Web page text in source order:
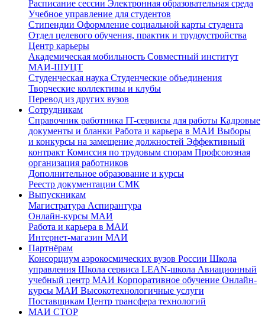
Расписание сессии Электронная образовательная среда
Учебное управление для студентов
Стипендии Оформление социальной карты студента
Отдел целевого обучения, практик и трудоустройства
Центр карьеры
Академическая мобильность Совместный институт
МАИ-ШУЦТ
Студенческая наука Студенческие объединения
Творческие коллективы и клубы
Перевод из других вузов
Сотрудникам
Cправочник работника IT-сервисы для работы Кадровые
документы и бланки Работа и карьера в МАИ Выборы
и конкурсы на замещение должностей Эффективный
контракт Комиссия по трудовым спорам Профсоюзная
организация работников
Дополнительное образование и курсы
Реестр документации СМК
Выпускникам
Магистратура Аспирантура
Онлайн-курсы МАИ
Работа и карьера в МАИ
Интернет-магазин МАИ
Партнёрам
Консорциум аэрокосмических вузов России Школа
управления Школа сервиса LEAN-школа Авиационный
учебный центр МАИ Корпоративное обучение Онлайн-
курсы МАИ Высокотехнологичные услуги
Поставщикам Центр трансфера технологий
МАИ СТОР